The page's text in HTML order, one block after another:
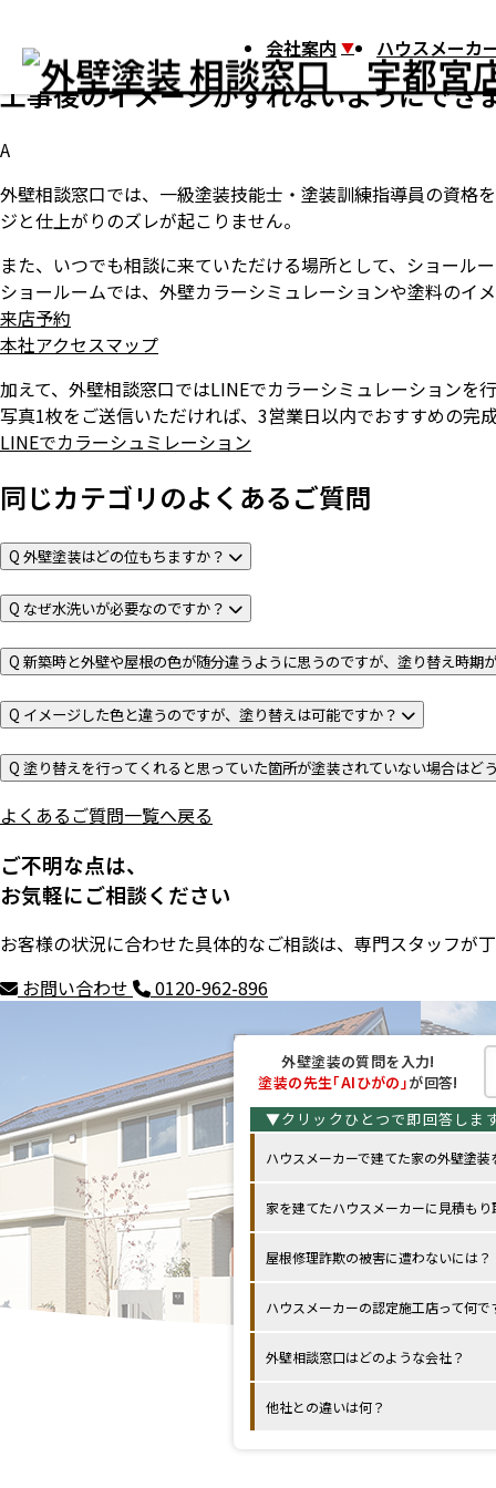
会社案内 ハウスメーカ
工事後のイメージがずれないようにでき
A
外壁相談窓口では、一級塗装技能士・塗装訓練指導員の資格
ジと仕上がりのズレが起こりません。
また、いつでも相談に来ていただける場所として、ショール
ショールームでは、外壁カラーシミュレーションや塗料のイ
来店予約
本社アクセスマップ
加えて、外壁相談窓口ではLINEでカラーシミュレーションを
写真1枚をご送信いただければ、3営業日以内でおすすめの
LINEでカラーシュミレーション
同じカテゴリのよくあるご質問
Q 外壁塗装はどの位もちますか？
Q なぜ水洗いが必要なのですか？
Q 新築時と外壁や屋根の色が随分違うように思うのですが、塗り替え時期
Q イメージした色と違うのですが、塗り替えは可能ですか？
Q 塗り替えを行ってくれると思っていた箇所が塗装されていない場合はど
よくあるご質問一覧へ戻る
ご不明な点は、
お気軽にご相談ください
お客様の状況に合わせた具体的なご相談は、専門スタッフが
お問い合わせ
0120-962-896
外壁塗装の質問を入力!
塗装の先生｢AIひがの｣が回答!
ハウスメーカーで建てた家の外壁塗
家を建てたハウスメーカーに見積も
屋根修理詐欺の被害に遭わないには？
ハウスメーカーの認定施工店って何で
外壁相談窓口はどのような会社？
他社との違いは何？